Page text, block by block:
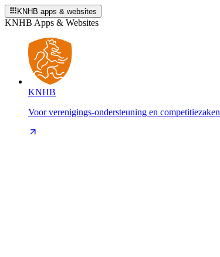
KNHB apps & websites
KNHB Apps & Websites
KNHB
Voor verenigings-ondersteuning en competitiezaken